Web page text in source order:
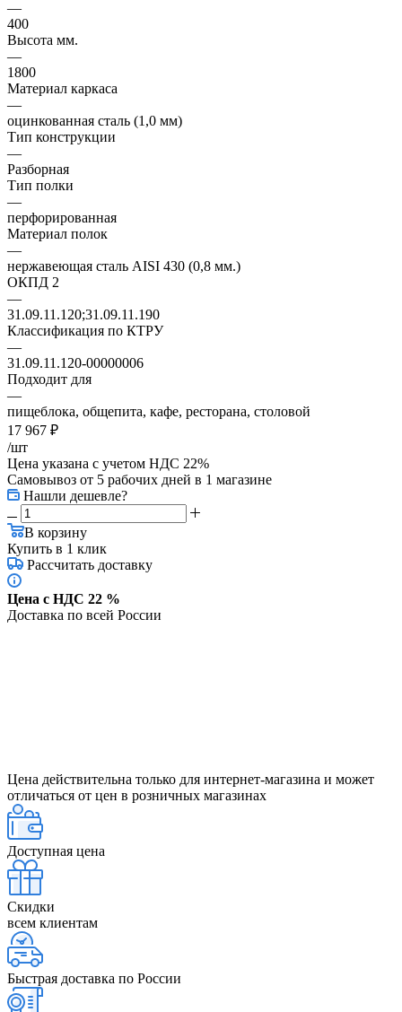
—
400
Высота мм.
—
1800
Материал каркаса
—
оцинкованная сталь (1,0 мм)
Тип конструкции
—
Разборная
Тип полки
—
перфорированная
Материал полок
—
нержавеющая сталь AISI 430 (0,8 мм.)
ОКПД 2
—
31.09.11.120;31.09.11.190
Классификация по КТРУ
—
31.09.11.120-00000006
Подходит для
—
пищеблока, общепита, кафе, ресторана, столовой
17 967 ₽
/шт
Цена указана с учетом НДС 22%
Самовывоз от 5 рабочих дней в 1 магазине
Нашли дешевле?
В корзину
Купить в 1 клик
Рассчитать доставку
Цена с НДС 22 %
Доставка по всей России
Цена действительна только для интернет-магазина и может
отличаться от цен в розничных магазинах
Доступная цена
Скидки
всем клиентам
Быстрая доставка по России